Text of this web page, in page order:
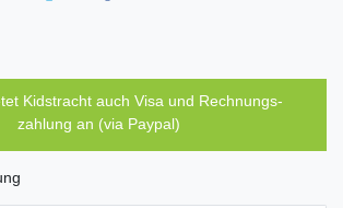
Kidstracht auch Visa und Rechnungs-
zahlung an (via Paypal)